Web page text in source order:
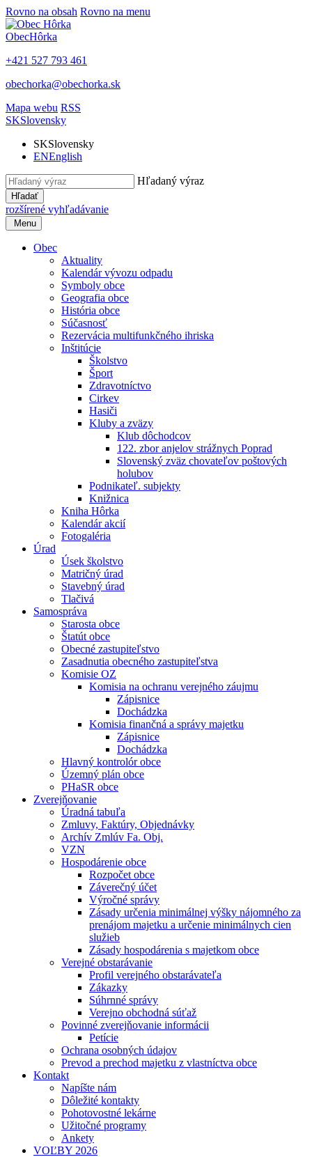
Rovno na obsah Rovno na menu
ObecHôrka
+421 527 793 461
obechorka@obechorka.sk
Mapa webu RSS
SKSlovensky
SKSlovensky
ENEnglish
Hľadaný výraz
Hľadať
rozšírené vyhľadávanie
Menu
Obec
Aktuality
Kalendár vývozu odpadu
Symboly obce
Geografia obce
História obce
Súčasnosť
Rezervácia multifunkčného ihriska
Inštitúcie
Školstvo
Šport
Zdravotníctvo
Cirkev
Hasiči
Kluby a zväzy
Klub dôchodcov
122. zbor anjelov strážnych Poprad
Slovenský zväz chovateľov poštových
holubov
Podnikateľ. subjekty
Knižnica
Kniha Hôrka
Kalendár akcií
Fotogaléria
Úrad
Úsek školstvo
Matričný úrad
Stavebný úrad
Tlačivá
Samospráva
Starosta obce
Štatút obce
Obecné zastupiteľstvo
Zasadnutia obecného zastupiteľstva
Komisie OZ
Komisia na ochranu verejného záujmu
Zápisnice
Dochádzka
Komisia finančná a správy majetku
Zápisnice
Dochádzka
Hlavný kontrolór obce
Územný plán obce
PHaSR obce
Zverejňovanie
Úradná tabuľa
Zmluvy, Faktúry, Objednávky
Archív Zmlúv Fa. Obj.
VZN
Hospodárenie obce
Rozpočet obce
Záverečný účet
Výročné správy
Zásady určenia minimálnej výšky nájomného za
prenájom majetku a určenie minimálnych cien
služieb
Zásady hospodárenia s majetkom obce
Verejné obstarávanie
Profil verejného obstarávateľa
Zákazky
Súhrnné správy
Verejno obchodná súťaž
Povinné zverejňovanie informácii
Petície
Ochrana osobných údajov
Prevod a prechod majetku z vlastníctva obce
Kontakt
Napíšte nám
Dôležité kontakty
Pohotovostné lekárne
Užitočné programy
Ankety
VOĽBY 2026